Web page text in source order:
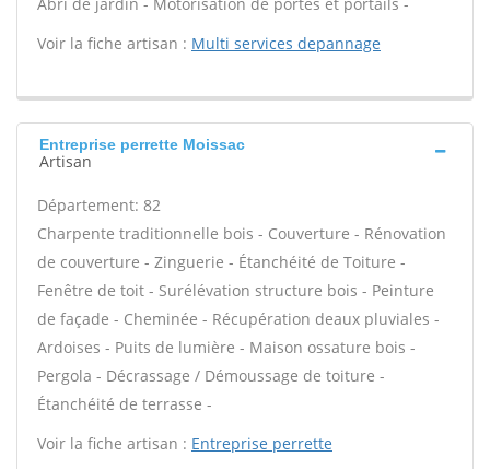
Voir la fiche artisan : Multi services depannage
Entreprise perrette Moissac
Artisan
Département: 82
Charpente traditionnelle bois - Couverture - Rénovation
de couverture - Zinguerie - Étanchéité de Toiture -
Fenêtre de toit - Surélévation structure bois - Peinture
de façade - Cheminée - Récupération deaux pluviales -
Ardoises - Puits de lumière - Maison ossature bois -
Pergola - Décrassage / Démoussage de toiture -
Étanchéité de terrasse -
Voir la fiche artisan : Entreprise perrette